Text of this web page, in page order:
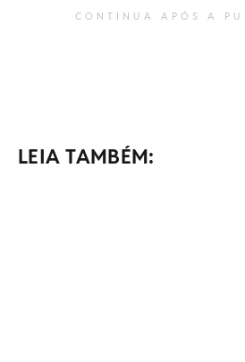
CONTINUA APÓS A
LEIA TAMBÉM: